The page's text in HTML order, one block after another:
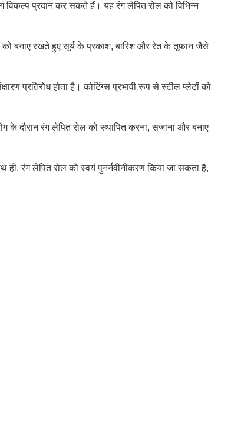
विकल्प प्रदान कर सकते हैं। यह रंग लेपित रोल को विभिन्न
को बनाए रखते हुए सूर्य के प्रकाश, बारिश और रेत के तूफान जैसे
प्रतिरोध होता है। कोटिंग्स प्रभावी रूप से स्टील प्लेटों को
दौरान रंग लेपित रोल को स्थापित करना, सजाना और बनाए
रंग लेपित रोल को स्वयं पुनर्नवीनीकरण किया जा सकता है,